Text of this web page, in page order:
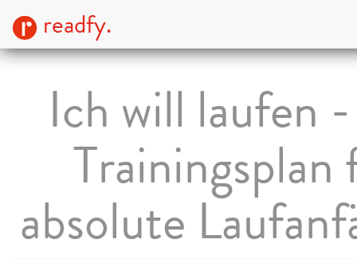
readfy.
Ich will laufen
Trainingsplan
absolute